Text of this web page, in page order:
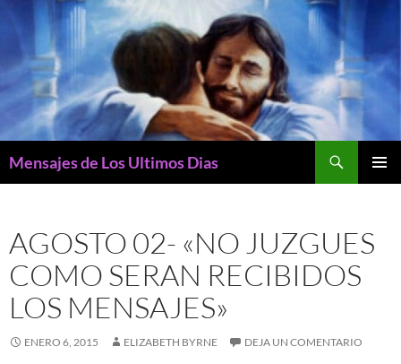
Mensajes de Los Ultimos Dias
AGOSTO 02- «NO JUZGUES
COMO SERAN RECIBIDOS
LOS MENSAJES»
ENERO 6, 2015 ELIZABETH BYRNE DEJA UN COMENTARIO